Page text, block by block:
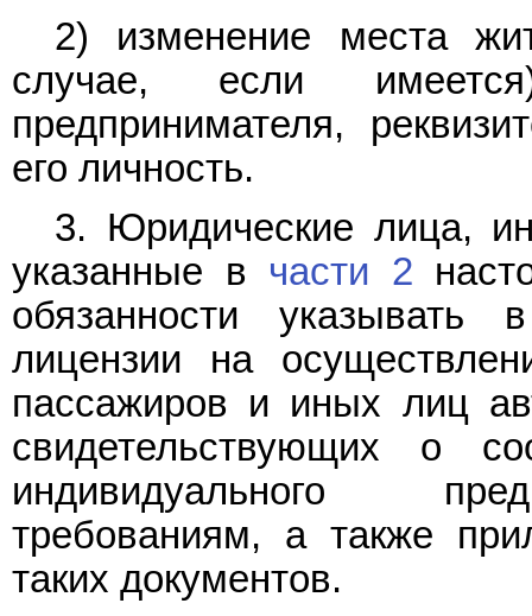
2) изменение места
случае, если
предпринимателя,
его личность.
3. Юридические лица,
указанные в части 2
обязанности указывать
лицензии на
пассажиров и иных лиц
свидетельствующих о
индивидуального
требованиям, а также
таких документов.